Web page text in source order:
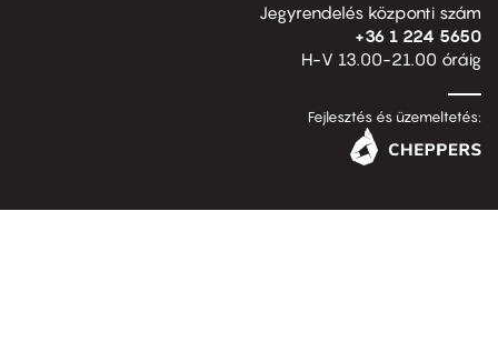
Jegyrendelés központi szám
+36 1 224 5650
H-V 13.00-21.00 óráig
Fejlesztés és üzemeltetés: